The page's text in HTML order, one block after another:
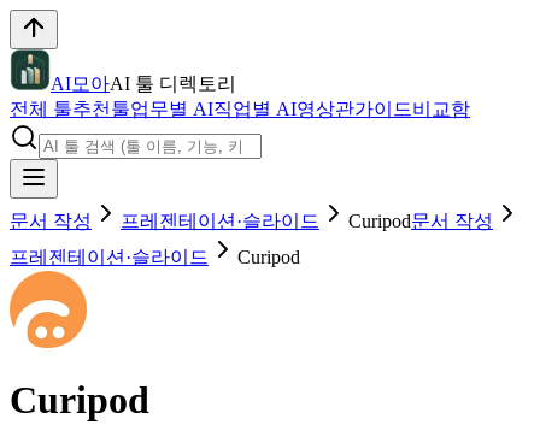
AI모아AI 툴 디렉토리
전체 툴추천툴업무별 AI직업별 AI영상관가이드비교함
문서 작성 프레젠테이션·슬라이드 Curipod문서 작성
프레젠테이션·슬라이드
Curipod
Curipod